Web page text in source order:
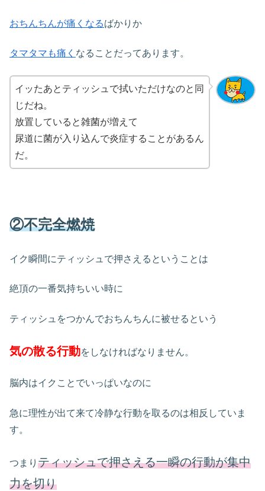
おちんちんが痛くなるばかりか
タマタマも痛く なることだってあります。
イッたあとティッシュで拭いただけなのと同
じだね。
放置していると雑菌が増えて
尿道に菌が入り込んで炎症することがあるん
だ。
②不完全燃焼
イク瞬間にティッシュで押さえるということは
絶頂の一番気持ちいい時に
ティッシュをつかんでおちんちんに被せるという
気の散る行動をしなければなりません。
脳内はイクことでいっぱいなのに
急に理性が出て来て冷静な行動を取るのは相反していま
す。
つまり ティッシュで押さえる一瞬の行動が集中
力を切り